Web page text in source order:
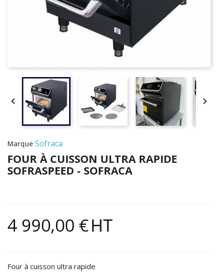
 
Marque Sofraca
FOUR À CUISSON ULTRA RAPIDE
SOFRASPEED - SOFRACA
4 990,00 €HT
Four à cuisson ultra rapide